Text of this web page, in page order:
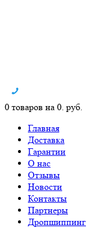
0 товаров на 0. руб.
Главная
Доставка
Гарантии
О нас
Отзывы
Новости
Контакты
Партнеры
Дропшиппинг